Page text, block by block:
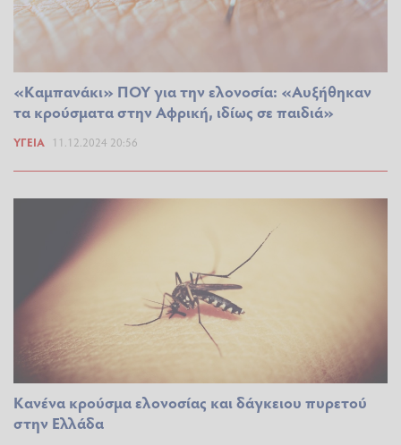
«Καμπανάκι» ΠΟΥ για την ελονοσία: «Αυξήθηκαν
τα κρούσματα στην Αφρική, ιδίως σε παιδιά»
ΥΓΕΊΑ 11.12.2024 20:56
Κανένα κρούσμα ελονοσίας και δάγκειου πυρετού
στην Ελλάδα